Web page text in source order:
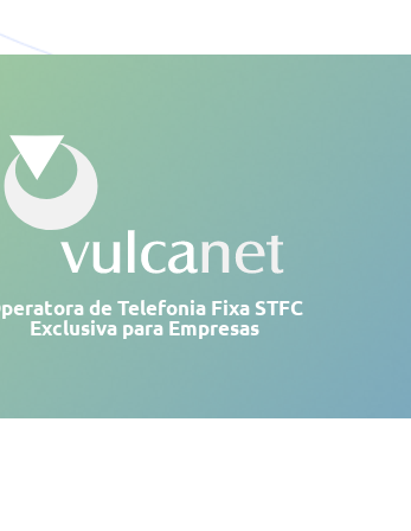
de Telefonia Fixa STFC
Exclusiva para Empresas